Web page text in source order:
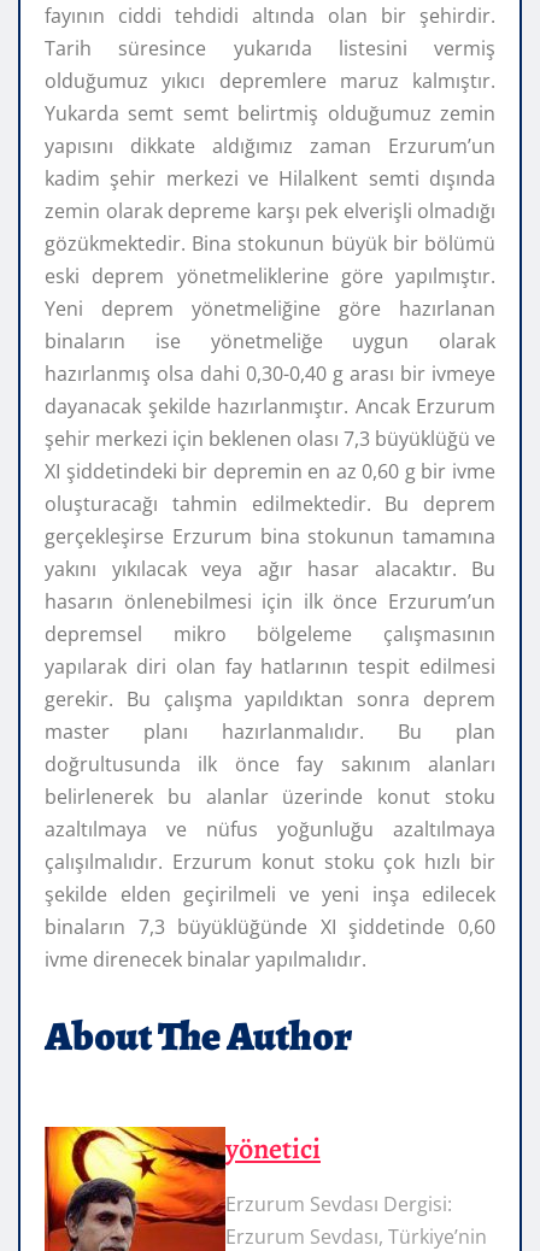
fayının ciddi tehdidi altında olan bir şehirdir.
Tarih süresince yukarıda listesini vermiş
olduğumuz yıkıcı depremlere maruz kalmıştır.
Yukarda semt semt belirtmiş olduğumuz zemin
yapısını dikkate aldığımız zaman Erzurum’un
kadim şehir merkezi ve Hilalkent semti dışında
zemin olarak depreme karşı pek elverişli olmadığı
gözükmektedir. Bina stokunun büyük bir bölümü
eski deprem yönetmeliklerine göre yapılmıştır.
Yeni deprem yönetmeliğine göre hazırlanan
binaların ise yönetmeliğe uygun olarak
hazırlanmış olsa dahi 0,30-0,40 g arası bir ivmeye
dayanacak şekilde hazırlanmıştır. Ancak Erzurum
şehir merkezi için beklenen olası 7,3 büyüklüğü ve
XI şiddetindeki bir depremin en az 0,60 g bir ivme
oluşturacağı tahmin edilmektedir. Bu deprem
gerçekleşirse Erzurum bina stokunun tamamına
yakını yıkılacak veya ağır hasar alacaktır. Bu
hasarın önlenebilmesi için ilk önce Erzurum’un
depremsel mikro bölgeleme çalışmasının
yapılarak diri olan fay hatlarının tespit edilmesi
gerekir. Bu çalışma yapıldıktan sonra deprem
master planı hazırlanmalıdır. Bu plan
doğrultusunda ilk önce fay sakınım alanları
belirlenerek bu alanlar üzerinde konut stoku
azaltılmaya ve nüfus yoğunluğu azaltılmaya
çalışılmalıdır. Erzurum konut stoku çok hızlı bir
şekilde elden geçirilmeli ve yeni inşa edilecek
binaların 7,3 büyüklüğünde XI şiddetinde 0,60
ivme direnecek binalar yapılmalıdır.
About The Author
yönetici
Erzurum Sevdası Dergisi:
Erzurum Sevdası, Türkiye’nin